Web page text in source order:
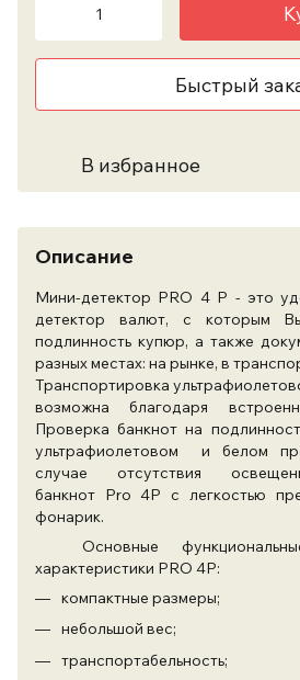
Быстрый
В избранное
Описание
Мини-детектор PRO 4 P - это
детектор валют, с которым
подлинность купюр, а также
разных местах: на рынке, в
Транспортировка
возможна благодаря
Проверка банкнот на
ультрафиолетовом и белом
случае отсутствия
банкнот Pro 4P с легкостью
фонарик.
Основные
характеристики PRO 4P:
компактные размеры;
небольшой вес;
транспортабельность;